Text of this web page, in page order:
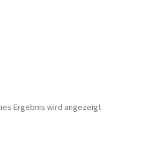
Ergebnis wird angezeigt